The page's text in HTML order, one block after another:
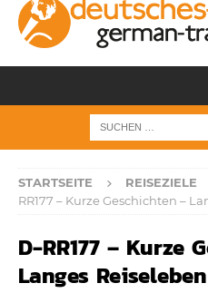
STARTSEITE REISEZIELE
RR177 – Kurze Geschichten –
D-RR177 – Kurze
Langes Reiseleben